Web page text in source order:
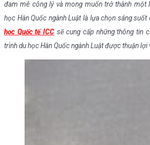
đam mê công lý và mong muốn trở thành một
học Hàn Quốc ngành Luật là lựa chọn sáng suốt
học Quốc tế ICC sẽ cung cấp những thông tin
trình du học Hàn Quốc ngành Luật được thuận lợi